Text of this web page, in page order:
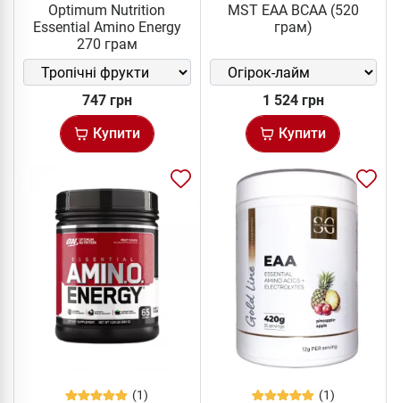
Optimum Nutrition
Essential Amino Energy
270 грам
747 грн
Купити
MST EAA BCAA (520
грам)
1 524 грн
Купити
(1) (1)